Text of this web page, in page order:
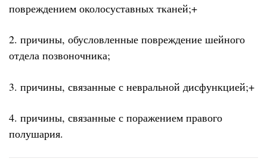
повреждением околосуставных тканей;+
2. причины, обусловленные повреждение шейного
отдела позвоночника;
3. причины, связанные с невральной дисфункцией;+
4. причины, связанные с поражением правого
полушария.